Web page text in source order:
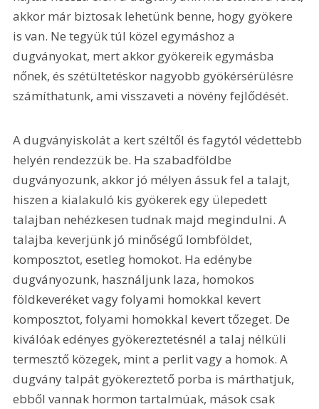
akkor már biztosak lehetünk benne, hogy gyökere
is van. Ne tegyük túl közel egymáshoz a
dugványokat, mert akkor gyökereik egymásba
nőnek, és szétültetéskor nagyobb gyökérsérülésre
számíthatunk, ami visszaveti a növény fejlődését.
A dugványiskolát a kert széltől és fagytól védettebb
helyén rendezzük be. Ha szabadföldbe
dugványozunk, akkor jó mélyen ássuk fel a talajt,
hiszen a kialakuló kis gyökerek egy ülepedett
talajban nehézkesen tudnak majd megindulni. A
talajba keverjünk jó minőségű lombföldet,
komposztot, esetleg homokot. Ha edénybe
dugványozunk, használjunk laza, homokos
földkeveréket vagy folyami homokkal kevert
komposztot, folyami homokkal kevert tőzeget. De
kiválóak edényes gyökereztetésnél a talaj nélküli
termesztő közegek, mint a perlit vagy a homok. A
dugvány talpát gyökereztető porba is márthatjuk,
ebből vannak hormon tartalmúak, mások csak